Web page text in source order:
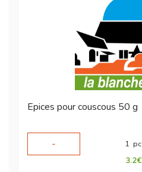
Epices pour couscous 50 g
-
1 pc
3.2€